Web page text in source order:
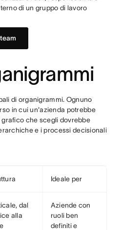
di un gruppo di lavoro
di organigrammi. Ognuno
in cui un'azienda potrebbe
che scegli dovrebbe
e i processi decisionali
Ideale per
dal
alla
Aziende con
ruoli ben
definiti e